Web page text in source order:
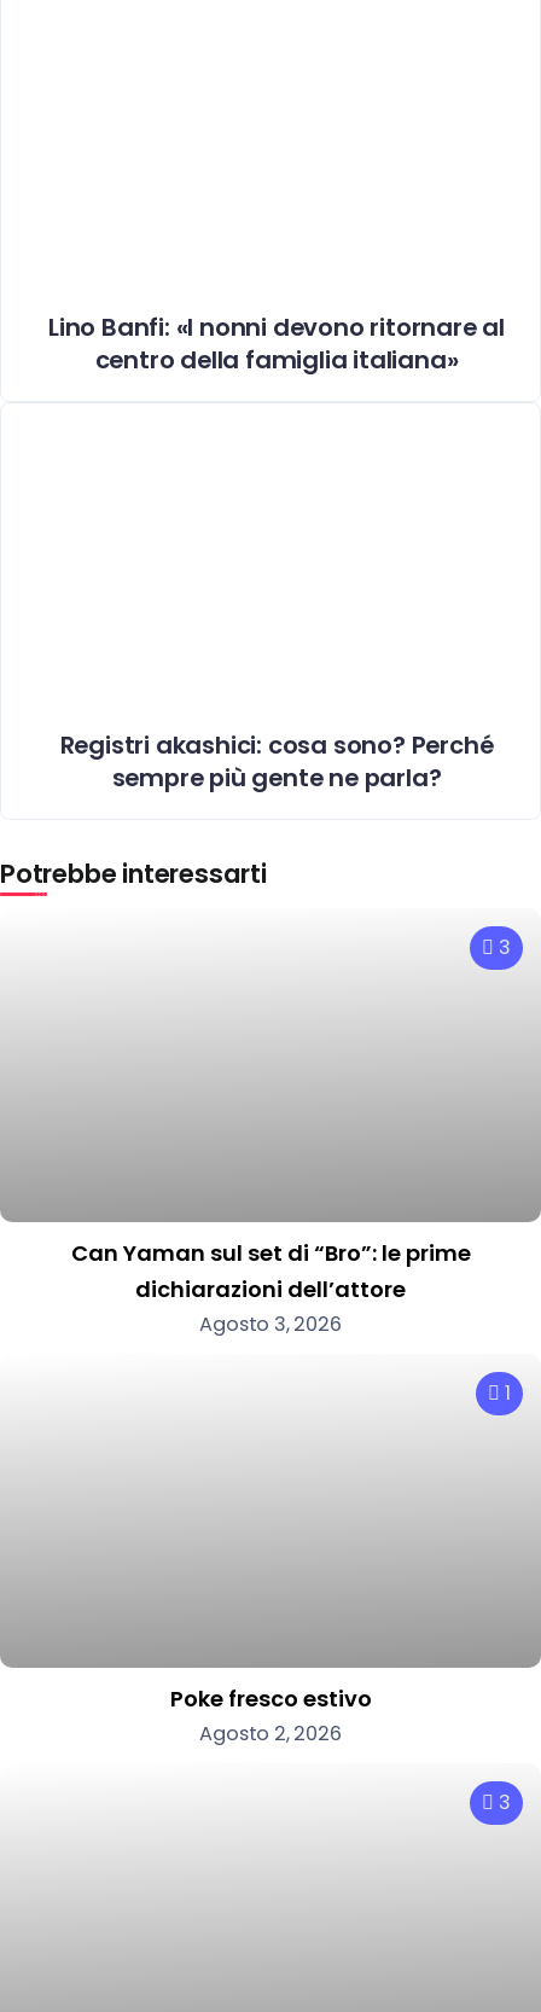
Lino Banfi: «I nonni devono ritornare al
centro della famiglia italiana»
Registri akashici: cosa sono? Perché
sempre più gente ne parla?
Potrebbe interessarti
3
Can Yaman sul set di “Bro”: le prime
dichiarazioni dell’attore
Agosto 3, 2026
1
Poke fresco estivo
Agosto 2, 2026
3